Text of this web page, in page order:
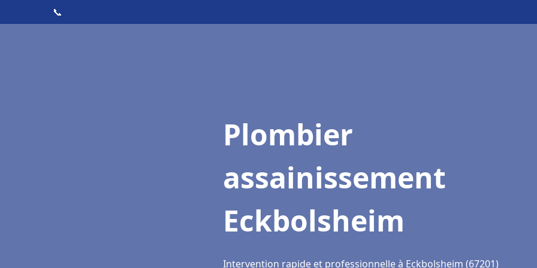
📞
Plombier
assainissement
Eckbolsheim
Intervention rapide et professionnelle à Eckbolsheim (67201)